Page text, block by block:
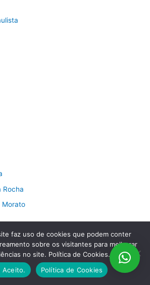
Rocha
Morato
Paulista
faz uso de cookies que podem conter
sobre os visitantes para melhorar
no site. Política de Cookies.
Aceito.
Política de Cookies